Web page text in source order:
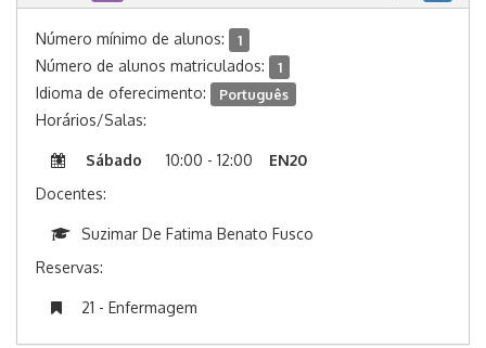
Número mínimo de alunos: 1
Número de alunos matriculados: 1
Idioma de oferecimento: Português
Horários/Salas:
Sábado 10:00 - 12:00
EN20
Docentes:
Suzimar De Fatima Benato Fusco
Reservas:
21 - Enfermagem